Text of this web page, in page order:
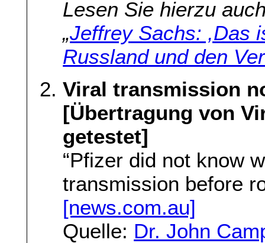
Lesen Sie hierzu
„Jeffrey Sachs: ,Das
Russland und den
Viral transmission
[Übertragung von
getestet]
“Pfizer did not know
transmission before
[news.com.au]
Quelle: Dr. John